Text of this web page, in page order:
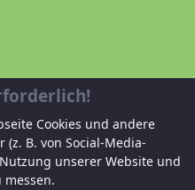
Cookies und andere
B. von Social-Media-
unserer Website und